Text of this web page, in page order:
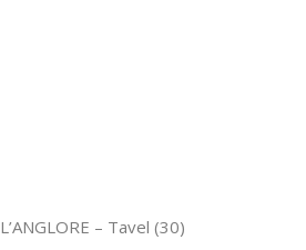
L’ANGLORE – Tavel (30)